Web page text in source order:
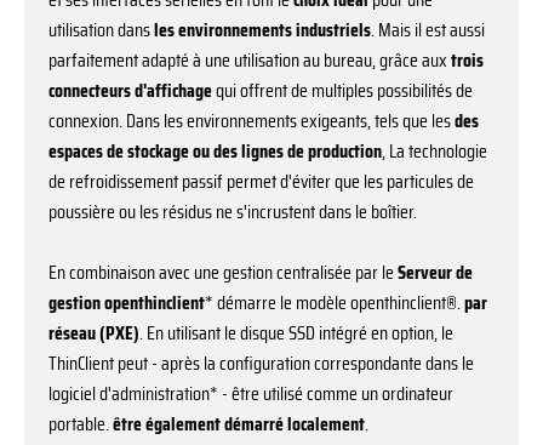
utilisation dansles environnements industriels. Mais il est aussi
parfaitement adapté à une utilisation au bureau, grâce auxtrois
connecteurs d'affichagequi offrent de multiples possibilités de
connexion. Dans les environnements exigeants, tels que lesdes
espaces de stockage ou des lignes de production, La technologie
de refroidissement passif permet d'éviter que les particules de
poussière ou les résidus ne s'incrustent dans le boîtier.
En combinaison avec une gestion centralisée par leServeur de
gestion openthinclient* démarre le modèle openthinclient®.par
réseau (PXE). En utilisant le disque SSD intégré en option, le
ThinClient peut - après la configuration correspondante dans le
logiciel d'administration* - être utilisé comme un ordinateur
portable.être également démarré localement.